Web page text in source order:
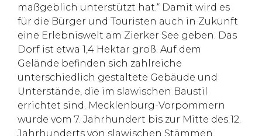
maßgeblich unterstützt hat.“ Damit wird es
für die Bürger und Touristen auch in Zukunft
eine Erlebniswelt am Zierker See geben. Das
Dorf ist etwa 1,4 Hektar groß. Auf dem
Gelände befinden sich zahlreiche
unterschiedlich gestaltete Gebäude und
Unterstände, die im slawischen Baustil
errichtet sind. Mecklenburg-Vorpommern
wurde vom 7. Jahrhundert bis zur Mitte des 12.
Jahrhunderts von slawischen Stämmen